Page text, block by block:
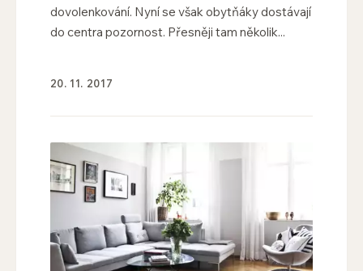
dovolenkování. Nyní se však obytňáky dostávají
do centra pozornost. Přesněji tam několik...
20. 11. 2017